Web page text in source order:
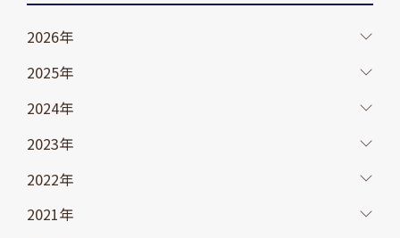
2026年
2025年
2024年
2023年
2022年
2021年